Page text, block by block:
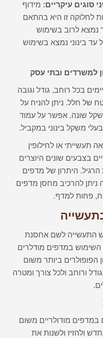
סוגים עיקריים: מידוף
לחלוקה זו היא בהתאם
נמצא לרוב בשימוש
עד בינוני נמצא בשימוש
למשרדים ובתי עסק
בכל רוחב, גודל וגובה
של חלל. ניתן להניח על
שונה. אפשר על עמוד
משקל בינוני במקביל.
תעשייתי או לחילופין
בצבעים שונים היוצרים
היתרון של מדפים
ניתן להרכיב מחסן מדפים
פחות למדף.
התעשייה לשם אחסנת
השימוש במדפים מודלרים
ביותר משום
ורוחב ולכל צורך ומטרה
מודולריים משום
ולהזיז ולשנות את